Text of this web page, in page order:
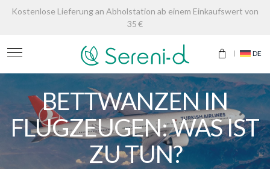
Kostenlose Lieferung an Abholstation ab einem Einkaufswert von
35 €
DE
BETTWANZEN IN
FLUGZEUGEN: WAS IST
ZU TUN?